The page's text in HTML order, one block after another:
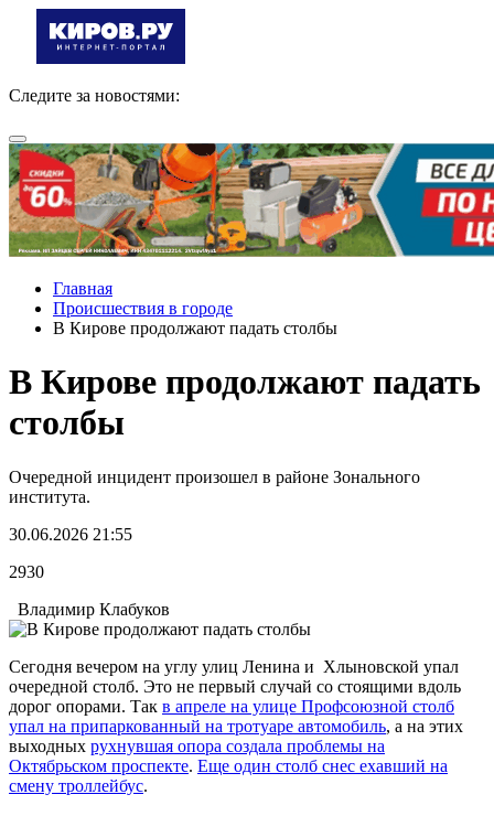
Следите за новостями:
Главная
Происшествия в городе
В Кирове продолжают падать столбы
В Кирове продолжают падать
столбы
Очередной инцидент произошел в районе Зонального
института.
30.06.2026 21:55
2930
Владимир Клабуков
Сегодня вечером на углу улиц Ленина и Хлыновской упал
очередной столб. Это не первый случай со стоящими вдоль
дорог опорами. Так в апреле на улице Профсоюзной столб
упал на припаркованный на тротуаре автомобиль, а на этих
выходных рухнувшая опора создала проблемы на
Октябрьском проспекте. Еще один столб снес ехавший на
смену троллейбус.